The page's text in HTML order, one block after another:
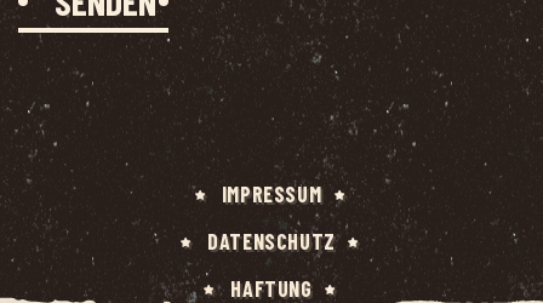
IMPRES­SUM
DATEN­SCHUTZ
HAF­TUNG